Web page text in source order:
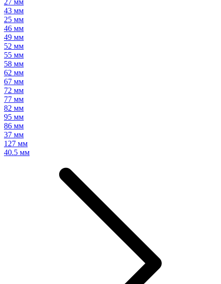
27 мм
43 мм
25 мм
46 мм
49 мм
52 мм
55 мм
58 мм
62 мм
67 мм
72 мм
77 мм
82 мм
95 мм
86 мм
37 мм
127 мм
40.5 мм